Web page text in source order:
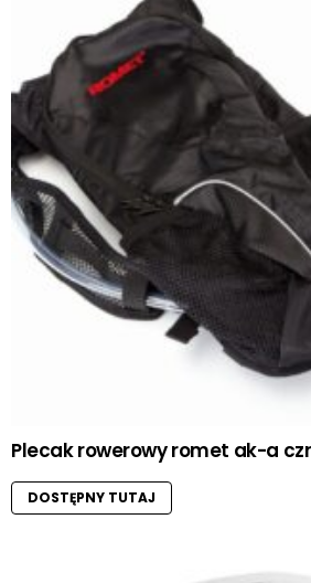
Plecak rowerowy romet ak-a
DOSTĘPNY TUTAJ